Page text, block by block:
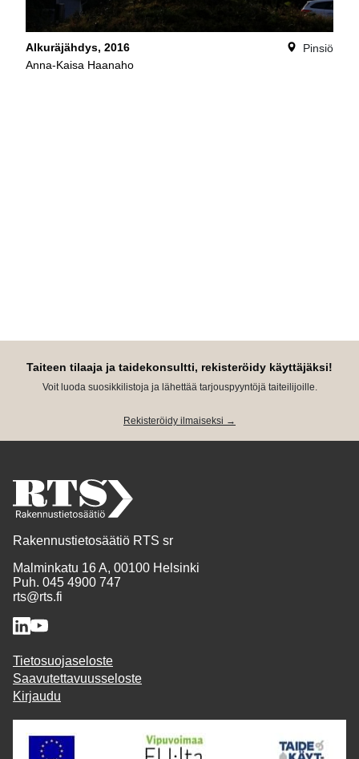
Alkuräjähdys, 2016
Anna-Kaisa Haanaho
Pinsiö
Taiteen tilaaja ja taidekonsultti, rekisteröidy käyttäjäksi!
Voit luoda suosikkilistoja ja lähettää tarjouspyyntöjä taiteilijoille.
Rekisteröidy ilmaiseksi →
Rakennustietosäätiö RTS sr
Malminkatu 16 A, 00100 Helsinki
Puh. 045 4900 747
rts@rts.fi
Tietosuojaseloste
Saavutettavuusseloste
Kirjaudu